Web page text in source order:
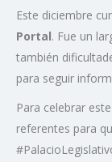
Este diciembre
Portal. Fue un
también
para seguir
Para celebrar
referentes para